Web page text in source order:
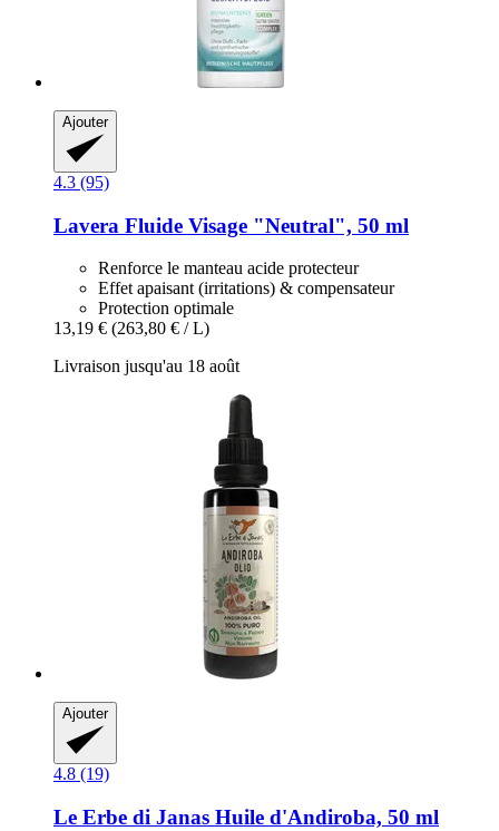
Ajouter
4.3 (95)
Lavera Fluide Visage "Neutral", 50 ml
Renforce le manteau acide protecteur
Effet apaisant (irritations) & compensateur
Protection optimale
13,19 € (263,80 € / L)
Livraison jusqu'au 18 août
Ajouter
4.8 (19)
Le Erbe di Janas Huile d'Andiroba, 50 ml